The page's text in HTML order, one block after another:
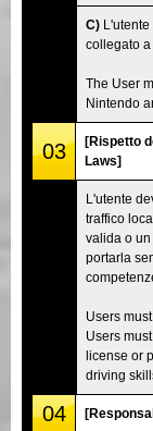
C)
collegato a
The User
Nintendo
03
[Rispetto
Laws]
L'utente
traffico
valida o
portarla
Users
Users
license or
driving
04